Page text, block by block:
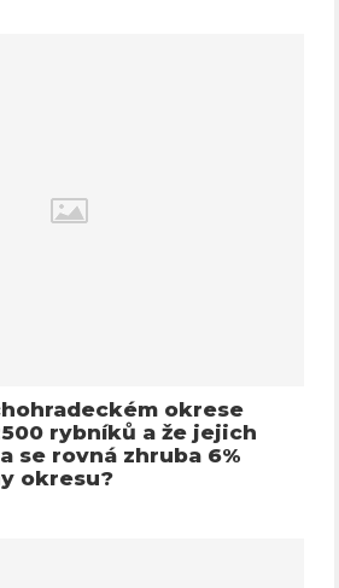
okrese
rybníků a že jejich
se rovná zhruba 6%
okresu?